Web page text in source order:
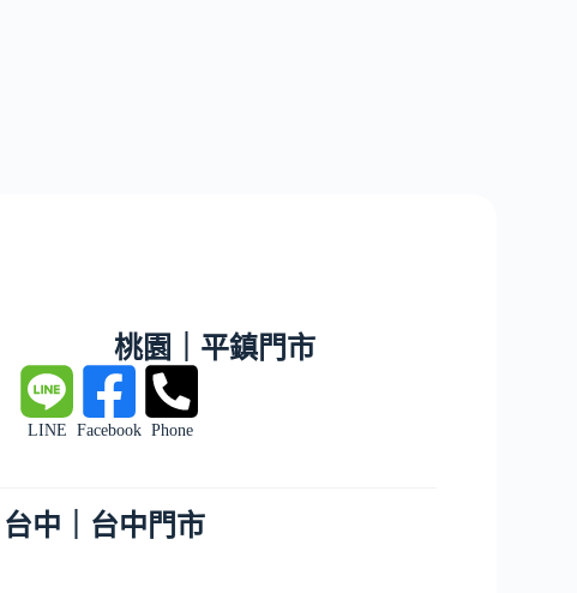
桃園｜平鎮門市
LINE Facebook Phone
台中｜台中門市